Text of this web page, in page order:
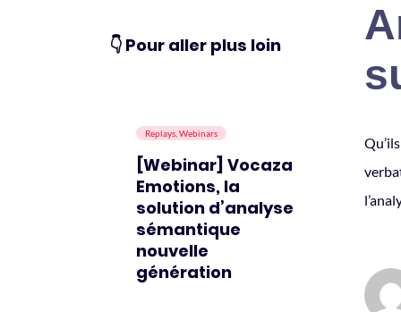
👇 Pour aller plus loin
Replays, Webinars
[Webinar] Vocaza
Emotions, la
solution d’analyse
sémantique
nouvelle
génération